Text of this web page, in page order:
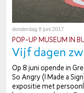
donderdag 8 juni 2017
POP-UP MUSEUM IN
Vijf dagen
Op 8 juni opende in
So Angry (I Made a
expositie met